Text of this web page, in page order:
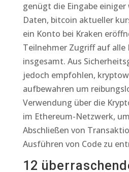
genügt die Eingabe
Daten, bitcoin aktueller
ein Konto bei Kraken
Teilnehmer Zugriff auf alle
insgesamt. Aus
jedoch empfohlen,
aufbewahren um
Verwendung über die
im Ethereum-Netzwerk,
Abschließen von
Ausführen von Code zu
12